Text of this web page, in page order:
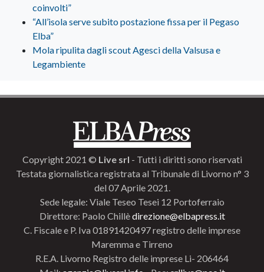
coinvolti”
“All’isola serve subito postazione fissa per il Pegaso
Elba”
Mola ripulita dagli scout Agesci della Valsusa e
Legambiente
Copyright 2021 © Live srl - Tutti i diritti sono riservati
Testata giornalistica registrata al Tribunale di Livorno n° 3
del 07 Aprile 2021.
Sede legale: Viale Teseo Tesei 12 Portoferraio
Direttore: Paolo Chillèdirezione@elbapress.it
C. Fiscale e P. Iva 01891420497 registro delle imprese
Maremma e Tirreno
R.E.A. Livorno Registro delle imprese Li- 206464